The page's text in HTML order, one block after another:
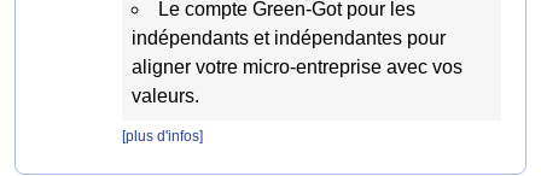
Le compte Green-Got pour les
indépendants et indépendantes pour
aligner votre micro-entreprise avec vos
valeurs.
[plus d'infos]